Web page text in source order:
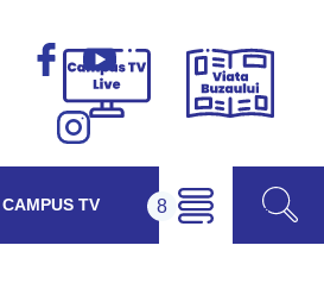
Campus
Viața
TV